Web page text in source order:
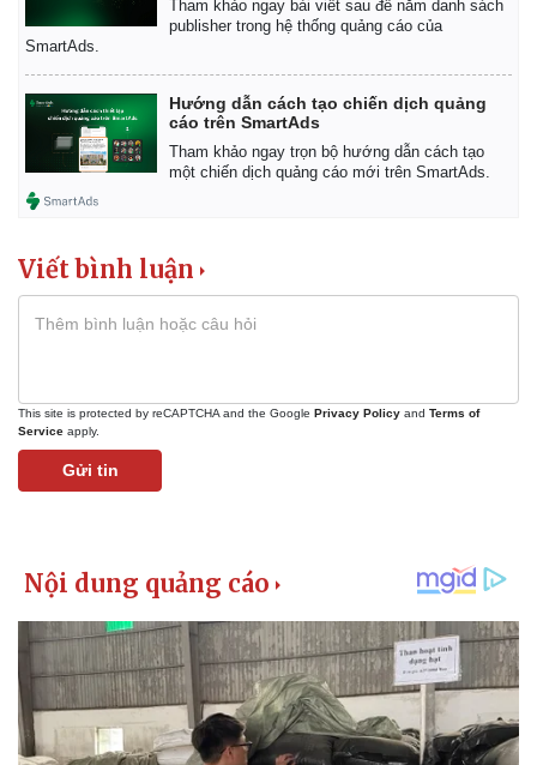
Tham khảo ngay bài viết sau để nắm danh sách
publisher trong hệ thống quảng cáo của
SmartAds.
Hướng dẫn cách tạo chiến dịch quảng
cáo trên SmartAds
Tham khảo ngay trọn bộ hướng dẫn cách tạo
một chiến dịch quảng cáo mới trên SmartAds.
Viết bình luận
This site is protected by reCAPTCHA and the Google Privacy Policy and Terms of
Service apply.
Gửi tin